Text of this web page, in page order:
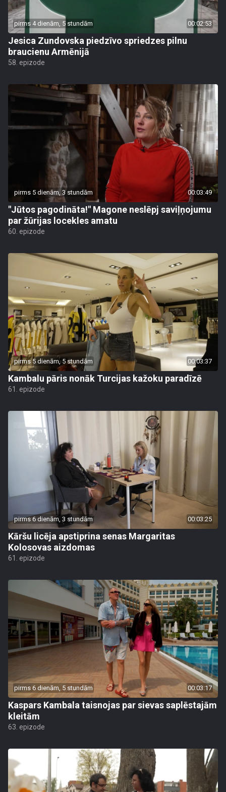
pirms 4 dienām, 5 stundām 00:02:53
Jesica Zundovska piedzīvo spriedzes pilnu
braucienu Armēnijā
58. epizode
pirms 5 dienām, 3 stundām 00:03:49
"Jūtos pagodināta!" Magone neslēpj saviļņojumu
par žūrijas locekles amatu
60. epizode
pirms 5 dienām, 5 stundām 00:03:37
Kambalu pāris nonāk Turcijas kažoku paradīzē
61. epizode
pirms 6 dienām, 3 stundām 00:03:25
Kāršu licēja apstiprina senas Margaritas
Kolosovas aizdomas
61. epizode
pirms 6 dienām, 5 stundām 00:03:17
Kaspars Kambala taisnojas par sievas saplēstajām
kleitām
63. epizode